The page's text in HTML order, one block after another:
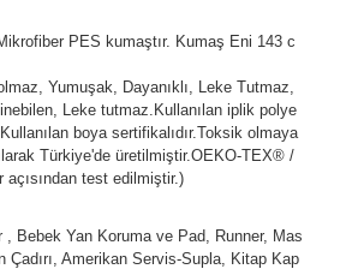
PES kumaştır. Kumaş Eni 143 c
Yumuşak, Dayanıklı, Leke Tutmaz,
Leke tutmaz.Kullanılan iplik polye
boya sertifikalıdır.Toksik olmaya
Türkiye'de üretilmiştir.OEKO-TEX® /
açısından test edilmiştir.)
, Bebek Yan Koruma ve Pad, Runner, Mas
Amerikan Servis-Supla, Kitap Kap